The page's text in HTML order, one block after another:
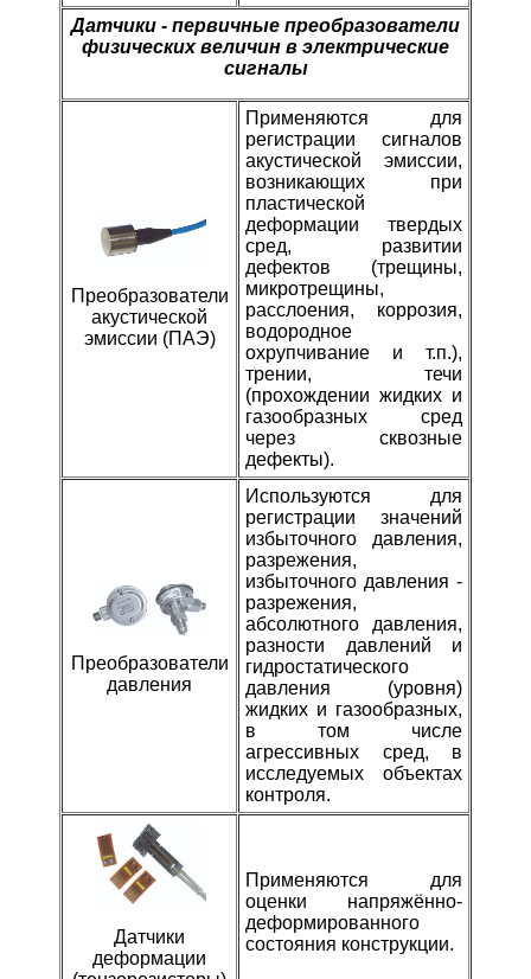
Датчики - первичные преобразователи
физических величин в электрические
сигналы
Преобразователи
акустической
эмиссии (ПАЭ)
П рименяются для
регистрации сигналов
акустической эмиссии,
возникающих при
пластической
деформации твердых
сред, развитии
дефектов (трещины,
микротрещины,
расслоения, коррозия,
водородное
охрупчивание и т.п.),
трении, течи
(прохождении жидких и
газообразных сред
через сквозные
дефекты).
Преобразователи
давления
Используются для
регистрации значений
избыточного давления,
разрежения,
избыточного давления -
разрежения,
абсолютного давления,
разности давлений и
гидростатического
давления (уровня)
жидких и газообразных,
в том числе
агрессивных сред, в
исследуемых объектах
контроля.
Датчики
деформации
П рименяются для
оценки напряжённо-
деформированного
состояния конструкции.